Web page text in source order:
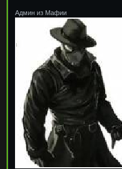
Админ из Мафии